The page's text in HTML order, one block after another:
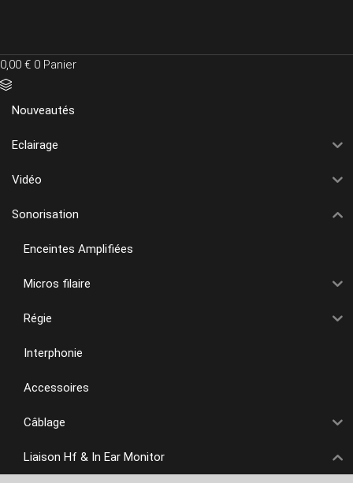
0,00 € 0 Panier
Nouveautés
Eclairage
Vidéo
Sonorisation
Enceintes Amplifiées
Micros filaire
Régie
Interphonie
Accessoires
Câblage
Liaison Hf & In Ear Monitor